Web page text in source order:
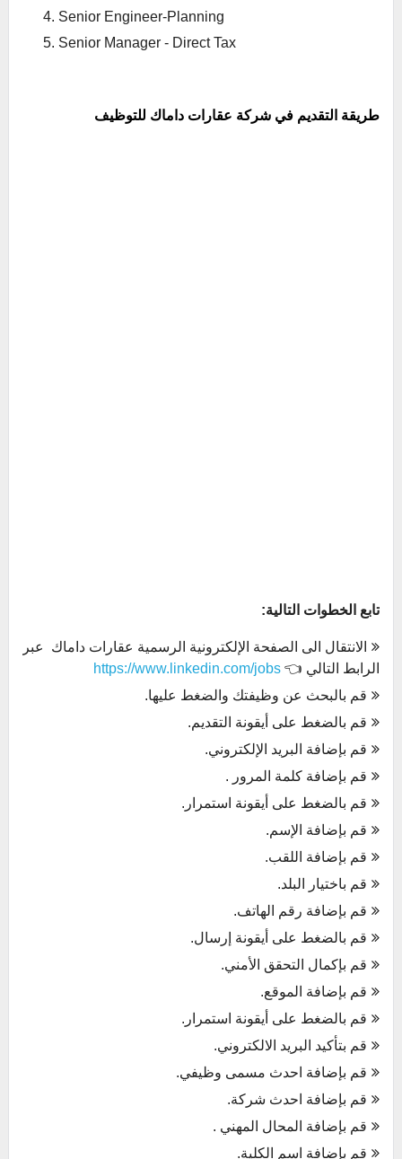
Senior Engineer-Planning
Senior Manager - Direct Tax
طريقة التقديم في شركة عقارات داماك للتوظيف
تابع الخطوات التالية:
الانتقال الى الصفحة الإلكترونية الرسمية عقارات داماك عبر
الرابط التالي 👈 https://www.linkedin.com/jobs
قم بالبحث عن وظيفتك والضغط عليها.
قم بالضغط على أيقونة التقديم.
قم بإضافة البريد الإلكتروني.
قم بإضافة كلمة المرور .
قم بالضغط على أيقونة استمرار.
قم بإضافة الإسم.
قم بإضافة اللقب.
قم باختيار البلد.
قم بإضافة رقم الهاتف.
قم بالضغط على أيقونة إرسال.
قم بإكمال التحقق الأمني.
قم بإضافة الموقع.
قم بالضغط على أيقونة استمرار.
قم بتأكيد البريد الالكتروني.
قم بإضافة احدث مسمى وظيفي.
قم بإضافة احدث شركة.
قم بإضافة المحال المهني .
قم بإضافة اسم الكلية.